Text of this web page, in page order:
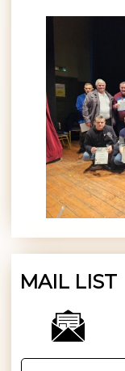
MAIL LIST